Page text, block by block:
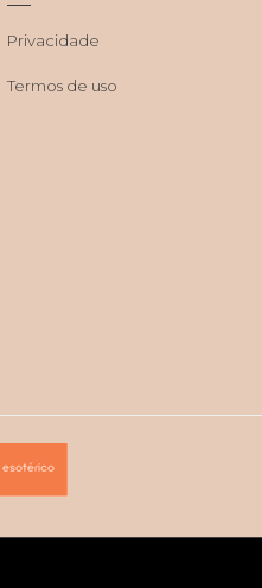
Privacidade
Termos de uso